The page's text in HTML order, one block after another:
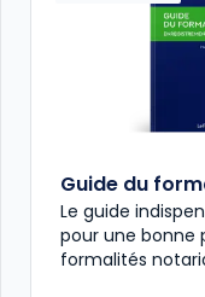
Guide du
Le guide
pour une bonne
formalités